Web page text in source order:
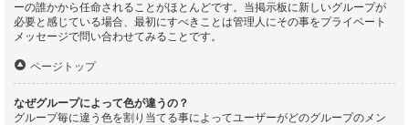
ーの誰かから任命されることがほとんどです。当掲示板に新しいグループが
必要と感じている場合、最初にすべきことは管理人にその事をプライベート
メッセージで問い合わせてみることです。
ページトップ
なぜグループによって色が違うの？
グループ毎に違う色を割り当てる事によってユーザーがどのグループのメン